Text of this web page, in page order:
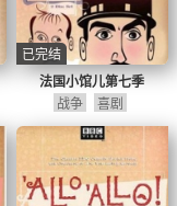
法国小馆儿第七季
已完结
战争 喜剧